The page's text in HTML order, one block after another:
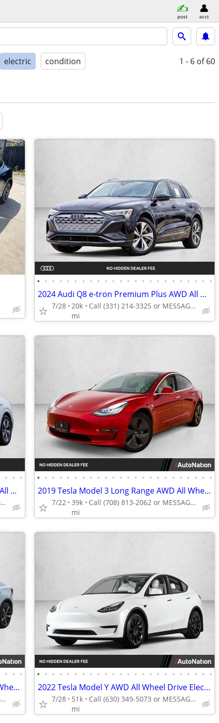
post acct
electric condition 1 - 6 of 60
• • • • • • • • • • • • • • • • • • • • • • • •
2024 Audi Q8 e-tron Premium Plus AWD All Wheel Drive Certified SUV Electric AUTO
7/28 20k
mi
Call (331) 214-3325 or MESSAGE/CHAT to confirm availability
• • •
2024 Audi Q8 e-tron Premium Plus AWD All Wheel Drive Certified SUV Electric AUTO
Call (331) 214-3325 or MESSAGE/CHAT to confirm availability
• • • • • • • • • • • • • • • • • • • • • • • •
2019 Tesla Model 3 Long Range AWD All Wheel Drive Electric AUTONATION
7/22 39k
mi
Call (708) 813-2062 or MESSAGE/CHAT to confirm availability
• • •
2021 Polestar 2 Launch Edition AWD All Wheel Drive Electric AUTONATION
Call (708) 813-2062 or MESSAGE/CHAT to confirm availability
• • • • • • • • • • • • • • • • • • • • • • • •
2022 Tesla Model Y AWD All Wheel Drive Electric Long Range SUV
7/28
51k
mi
Call (630) 349-5073 or MESSAGE/CHAT to confirm availability